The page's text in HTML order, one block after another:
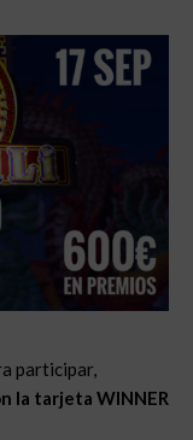
participar,
la tarjeta WINNER